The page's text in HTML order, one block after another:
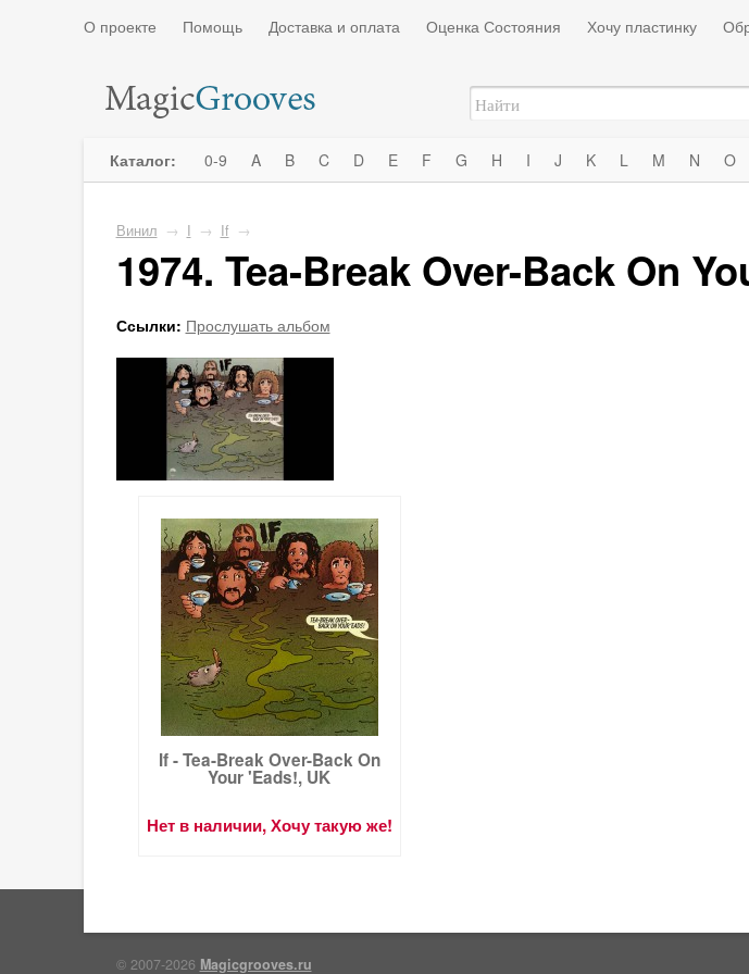
О проекте Помощь Доставка и оплата Оценка Состояния Хочу пластинку
Каталог: 0-9 A B C D E F G H I J K L M N O
Винил → I → If →
1974. Tea-Break Over-Back On
Ссылки: Прослушать альбом
If - Tea-Break Over-Back On
Your 'Eads!, UK
Нет в наличии, Хочу такую же!
© 2007-2026 Magicgrooves.ru